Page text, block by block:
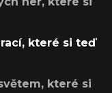
které si teď
které si